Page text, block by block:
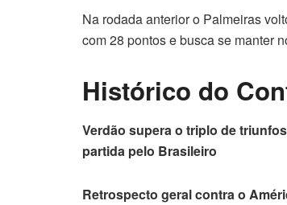
Na rodada anterior o Palmeiras
com 28 pontos e busca se manter
Histórico do
Verdão supera o triplo de
partida pelo Brasileiro
Retrospecto geral contra o